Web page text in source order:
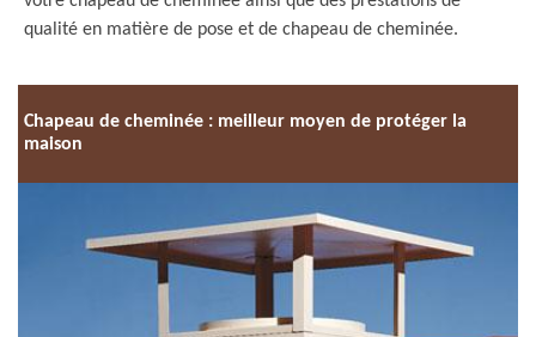
qualité en matière de pose et de chapeau de cheminée.
Chapeau de cheminée : meilleur moyen de protéger la
maison